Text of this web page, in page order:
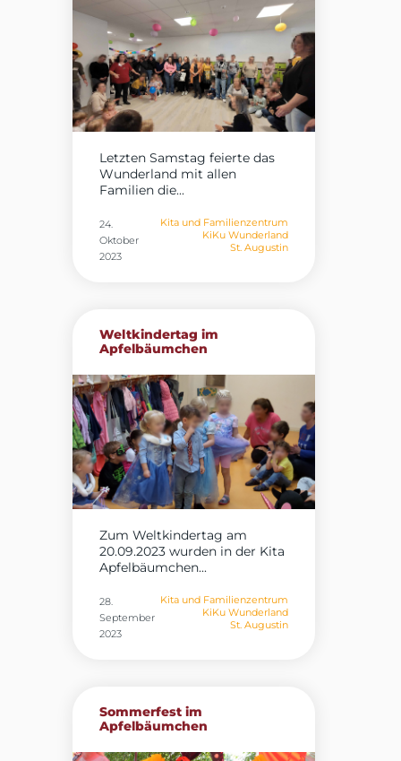
Letzten Samstag feierte das
Wunderland mit allen
Familien die...
24.
Oktober
2023
Kita und Familienzentrum
KiKu Wunderland
St. Augustin
Weltkindertag im
Apfelbäumchen
Zum Weltkindertag am
20.09.2023 wurden in der Kita
Apfelbäumchen...
28.
September
2023
Kita und Familienzentrum
KiKu Wunderland
St. Augustin
Sommerfest im
Apfelbäumchen